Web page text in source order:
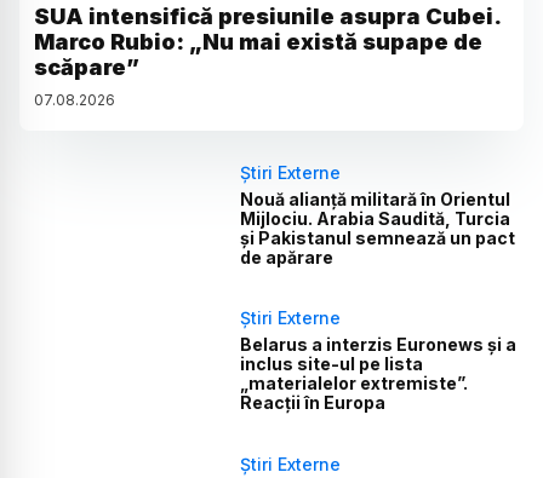
SUA intensifică presiunile asupra Cubei.
Marco Rubio: „Nu mai există supape de
scăpare”
07.08.2026
Știri Externe
Nouă alianță militară în Orientul
Mijlociu. Arabia Saudită, Turcia
și Pakistanul semnează un pact
de apărare
Știri Externe
Belarus a interzis Euronews și a
inclus site-ul pe lista
„materialelor extremiste”.
Reacții în Europa
Știri Externe